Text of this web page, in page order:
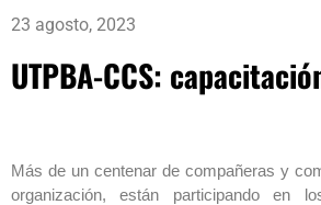
23 agosto, 2023
UTPBA-CCS:
Más de un centenar de compañeras y
organización, están participando en